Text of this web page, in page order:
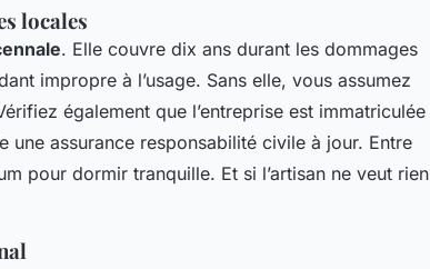
locales
. Elle couvre dix ans durant les dommages
impropre à l’usage. Sans elle, vous assumez
également que l’entreprise est immatriculée
une assurance responsabilité civile à jour. Entre
pour dormir tranquille. Et si l’artisan ne veut rien